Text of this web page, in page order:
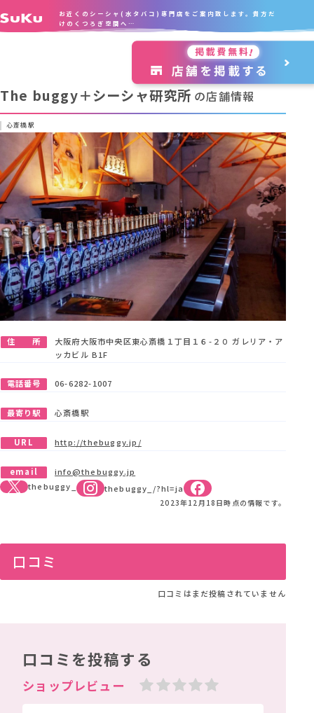
お近くのシーシャ(水タバコ)専門店をご案内致します。貴方だ
けのくつろぎ空間へ…
The buggy＋シーシャ研究所 の店舗情報
心斎橋駅
住 所
大阪府大阪市中央区東心斎橋１丁目１６-２０ ガレリア・ア
ッカビル B1F
電話番号 06-6282-1007
最寄り駅 心斎橋駅
URL http://thebuggy.jp/
email
info@thebuggy.jp
thebuggy_
thebuggy_/?hl=ja
2023年12月18日時点の情報です。
口コミ
口コミはまだ投稿されていません
口コミを投稿する